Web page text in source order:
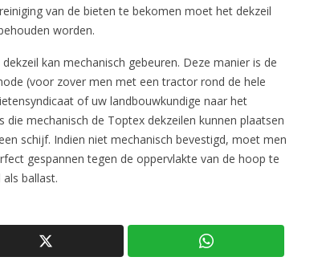
van de bieten te bekomen moet het dekzeil
worden.
kan mechanisch gebeuren. Deze manier is de
(voor zover men met een tractor rond de hele
of uw landbouwkundige naar het
mechanisch de Toptex dekzeilen kunnen plaatsen
schijf. Indien niet mechanisch bevestigd, moet men
gespannen tegen de oppervlakte van de hoop te
ballast.